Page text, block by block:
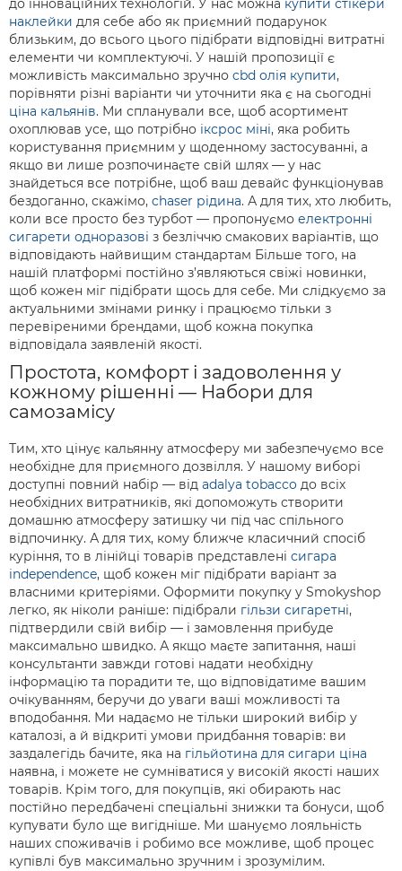
до інноваційних технологій. У нас можна купити стікери
наклейки для себе або як приємний подарунок
близьким, до всього цього підібрати відповідні витратні
елементи чи комплектуючі. У нашій пропозиції є
можливість максимально зручно cbd олія купити,
порівняти різні варіанти чи уточнити яка є на сьогодні
ціна кальянів. Ми спланували все, щоб асортимент
охоплював усе, що потрібно іксрос міні, яка робить
користування приємним у щоденному застосуванні, а
якщо ви лише розпочинаєте свій шлях — у нас
знайдеться все потрібне, щоб ваш девайс функціонував
бездоганно, скажімо, chaser рідина. А для тих, хто любить,
коли все просто без турбот — пропонуємо електронні
сигарети одноразові з безліччю смакових варіантів, що
відповідають найвищим стандартам Більше того, на
нашій платформі постійно з’являються свіжі новинки,
щоб кожен міг підібрати щось для себе. Ми слідкуємо за
актуальними змінами ринку і працюємо тільки з
перевіреними брендами, щоб кожна покупка
відповідала заявленій якості.
Простота, комфорт і задоволення у
кожному рішенні — Набори для
самозамісу
Тим, хто цінує кальянну атмосферу ми забезпечуємо все
необхідне для приємного дозвілля. У нашому виборі
доступні повний набір — від adalya tobacco до всіх
необхідних витратників, які допоможуть створити
домашню атмосферу затишку чи під час спільного
відпочинку. А для тих, кому ближче класичний спосіб
куріння, то в лінійці товарів представлені сигара
independence, щоб кожен міг підібрати варіант за
власними критеріями. Оформити покупку у Smokyshop
легко, як ніколи раніше: підібрали гільзи сигаретні,
підтвердили свій вибір — і замовлення прибуде
максимально швидко. А якщо маєте запитання, наші
консультанти завжди готові надати необхідну
інформацію та порадити те, що відповідатиме вашим
очікуванням, беручи до уваги ваші можливості та
вподобання. Ми надаємо не тільки широкий вибір у
каталозі, а й відкриті умови придбання товарів: ви
заздалегідь бачите, яка на гільйотина для сигари ціна
наявна, і можете не сумніватися у високій якості наших
товарів. Крім того, для покупців, які обирають нас
постійно передбачені спеціальні знижки та бонуси, щоб
купувати було ще вигідніше. Ми шануємо лояльність
наших споживачів і робимо все можливе, щоб процес
купівлі був максимально зручним і зрозумілим.